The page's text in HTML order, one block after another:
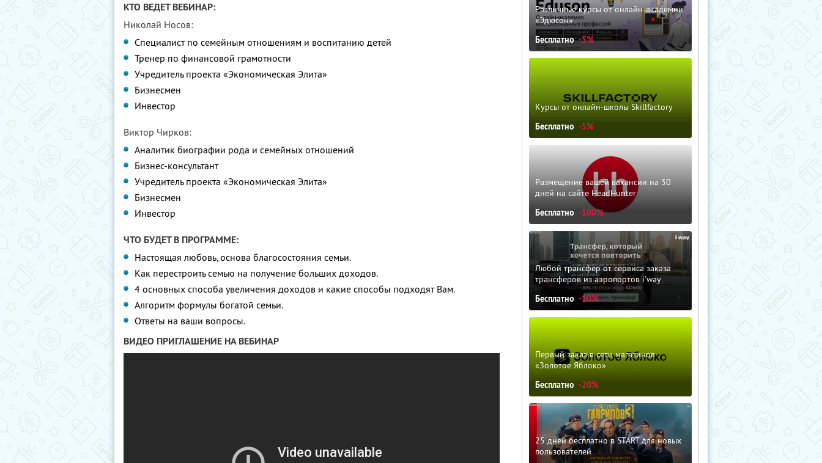
КТО ВЕДЕТ ВЕБИНАР:
Николай Носов:
Специалист по семейным отношениям и воспитанию детей
Тренер по финансовой грамотности
Учредитель проекта «Экономическая Элита»
Бизнесмен
Инвестор
Виктор Чирков:
Аналитик биографии рода и семейных отношений
Бизнес-консультант
Учредитель проекта «Экономическая Элита»
Бизнесмен
Инвестор
ЧТО БУДЕТ В ПРОГРАММЕ:
Настоящая любовь, основа благосостояния семьи.
Как перестроить семью на получение больших доходов.
4 основных способа увеличения доходов и какие способы подходят Вам.
Алгоритм формулы богатой семьи.
Ответы на ваши вопросы.
ВИДЕО ПРИГЛАШЕНИЕ НА ВЕБИНАР
Различные курсы от онлайн-академии
«Эдюсон»
Бесплатно -5%
Курсы от онлайн-школы Skillfactory
Бесплатно -5%
Размещение вашей вакансии на 30
дней на сайте HeadHunter
Бесплатно -100%
Любой трансфер от сервиса заказа
трансферов из аэропортов i'way
Бесплатно -10%
Первый заказ в сети магазинов
«Золотое Яблоко»
Бесплатно -20%
25 дней бесплатно в START для новых
пользователей